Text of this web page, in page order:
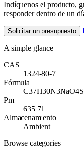
Indíquenos el producto,
responder dentro de un
Solicitar un presupuesto
A simple glance
CAS
1324-80-7
Fórmula
C37H30N3NaO4S
Pm
635.71
Almacenamiento
Ambient
Browse categories